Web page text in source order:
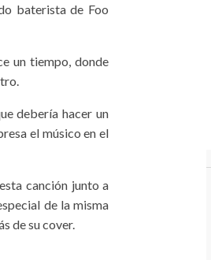
baterista de Foo
un tiempo, donde
debería hacer un
el músico en el
canción junto a
de la misma
de su cover.